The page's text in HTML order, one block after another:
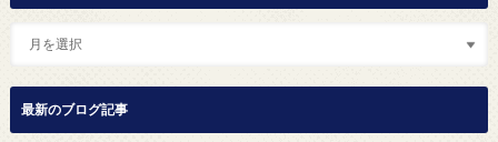
最新のブログ記事